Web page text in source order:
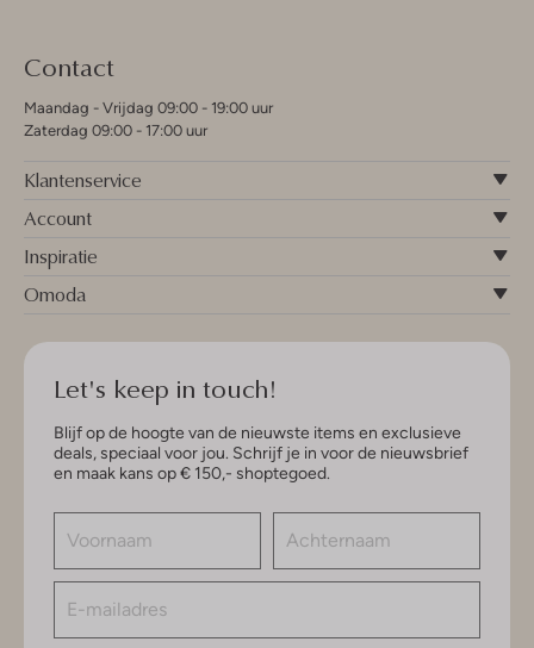
Contact
Maandag - Vrijdag 09:00 - 19:00 uur
Zaterdag 09:00 - 17:00 uur
Klantenservice
Account
Inspiratie
Omoda
Let's keep in touch!
Blijf op de hoogte van de nieuwste items en exclusieve
deals, speciaal voor jou. Schrijf je in voor de nieuwsbrief
en maak kans op € 150,- shoptegoed.